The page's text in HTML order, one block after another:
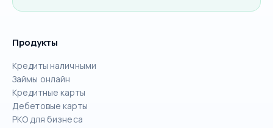
Продукты
Кредиты наличными
Займы онлайн
Кредитные карты
Дебетовые карты
РКО для бизнеса